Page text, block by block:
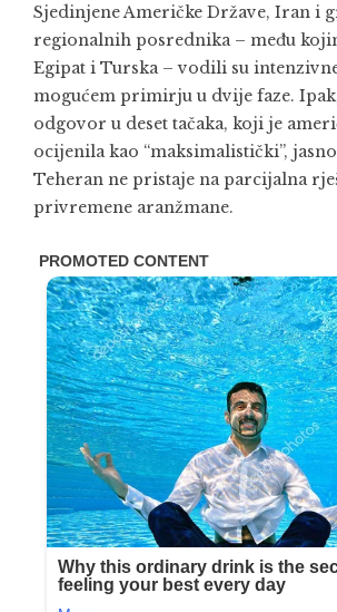
Sjedinjene Američke Države, Iran i
regionalnih posrednika – među
Egipat i Turska – vodili su
mogućem primirju u dvije faze.
odgovor u deset tačaka, koji je
ocijenila kao “maksimalistički”,
Teheran ne pristaje na parcijalna
privremene aranžmane.